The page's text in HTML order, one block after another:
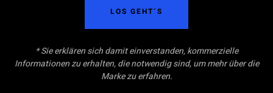
LOS GEHT´S
* Sie erklären sich damit einverstanden, kommerzielle
Informationen zu erhalten, die notwendig sind, um mehr über die
Marke zu erfahren.